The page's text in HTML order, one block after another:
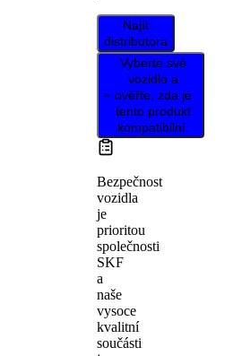
Najít
distributora
Vyberte své
vozidlo a
ověřte, zda je
tento produkt
kompatibilní.
Bezpečnost
vozidla
je
prioritou
společnosti
SKF
a
naše
vysoce
kvalitní
součásti